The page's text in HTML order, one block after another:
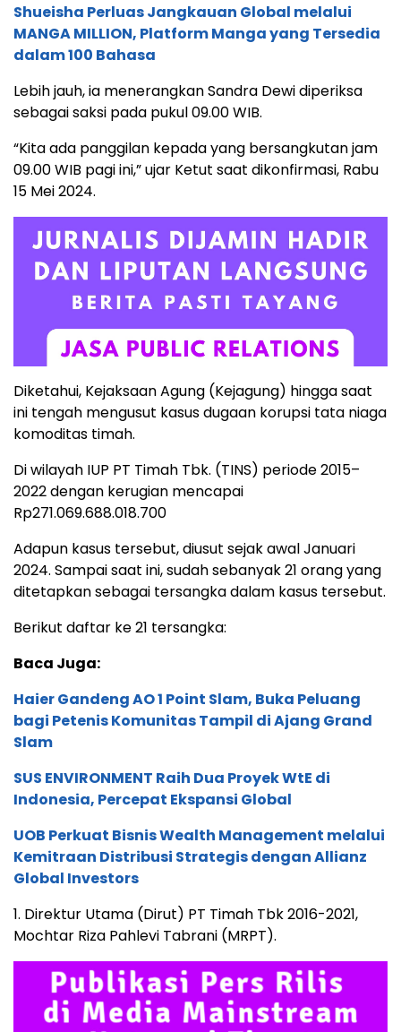
Shueisha Perluas Jangkauan Global melalui
MANGA MILLION, Platform Manga yang Tersedia
dalam 100 Bahasa
Lebih jauh, ia menerangkan Sandra Dewi diperiksa
sebagai saksi pada pukul 09.00 WIB.
“Kita ada panggilan kepada yang bersangkutan jam
09.00 WIB pagi ini,” ujar Ketut saat dikonfirmasi, Rabu
15 Mei 2024.
Diketahui, Kejaksaan Agung (Kejagung) hingga saat
ini tengah mengusut kasus dugaan korupsi tata niaga
komoditas timah.
Di wilayah IUP PT Timah Tbk. (TINS) periode 2015–
2022 dengan kerugian mencapai
Rp271.069.688.018.700
Adapun kasus tersebut, diusut sejak awal Januari
2024. Sampai saat ini, sudah sebanyak 21 orang yang
ditetapkan sebagai tersangka dalam kasus tersebut.
Berikut daftar ke 21 tersangka:
Baca Juga:
Haier Gandeng AO 1 Point Slam, Buka Peluang
bagi Petenis Komunitas Tampil di Ajang Grand
Slam
SUS ENVIRONMENT Raih Dua Proyek WtE di
Indonesia, Percepat Ekspansi Global
UOB Perkuat Bisnis Wealth Management melalui
Kemitraan Distribusi Strategis dengan Allianz
Global Investors
1. Direktur Utama (Dirut) PT Timah Tbk 2016-2021,
Mochtar Riza Pahlevi Tabrani (MRPT).